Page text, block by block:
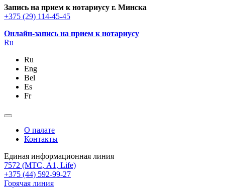
Запись на прием к нотариусу г. Минска
+375 (29) 114-45-45
Онлайн-запись на прием к нотариусу
Ru
Ru
Eng
Bel
Es
Fr
О палате
Контакты
Единая информационная линия
7572 (МТС, A1, Life)
+375 (44) 592-99-27
Горячая линия